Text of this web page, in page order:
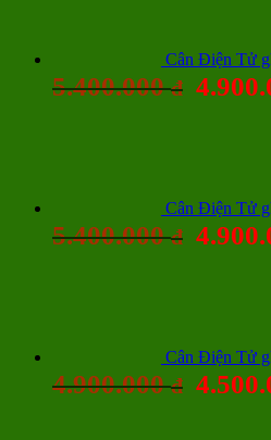
Cân Điện Tử
5.400.000đ
Cân Điện Tử
5.400.000đ
Cân Điện Tử
4.900.000đ